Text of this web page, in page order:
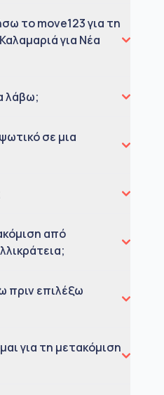
το move123 για τη
για Νέα
λάβω;
σε μια
από
πριν επιλέξω
για τη μετακόμιση